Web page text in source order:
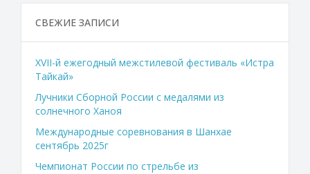
СВЕЖИЕ ЗАПИСИ
XVII-й ежегодный межстилевой фестиваль «Истра
Тайкай»
Лучники Сборной России с медалями из
солнечного Ханоя
Международные соревнования в Шанхае
сентябрь 2025г
Чемпионат России по стрельбе из